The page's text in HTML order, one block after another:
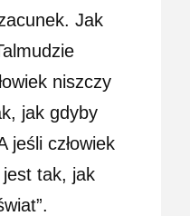
Jak
niszczy
jak gdyby
jeśli człowiek
tak, jak